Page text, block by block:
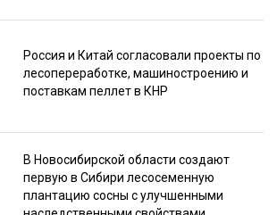
Россия и Китай согласовали проекты по
лесопереработке, машиностроению и
поставкам пеллет в КНР
В Новосибирской области создают
первую в Сибири лесосеменную
плантацию сосны с улучшенными